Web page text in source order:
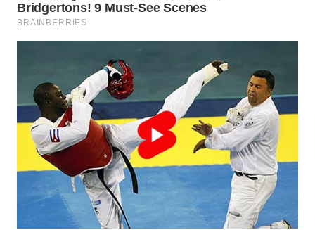
WN
TAPANULI
TENGAH
WN DELI
SERDANG
WN
TEBING